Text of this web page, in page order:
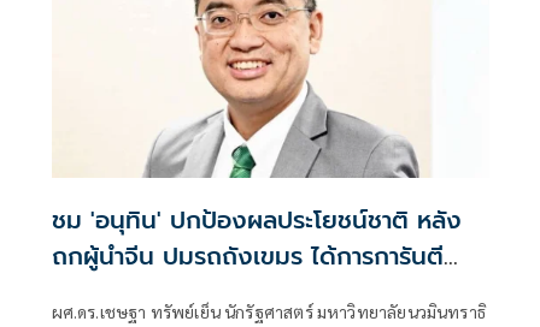
ระดมพลังคนไทยยกกำลังประเทศ
ชม 'อนุทิน' ปกป้องผลประโยชน์ชาติ หลัง
ถกผู้นำจีน ปมรถถังเขมร ได้การการันตี
ห้ามใช้ซัดกับไทย
ผศ.ดร.เชษฐา ทรัพย์เย็น นักรัฐศาสตร์ มหาวิทยาลัยนวมินทราธิ